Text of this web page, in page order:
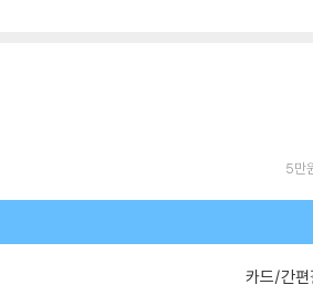
5만
카드/간편